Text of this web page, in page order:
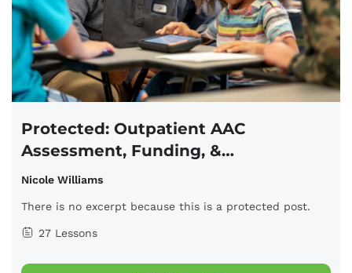
Protected: Outpatient AAC
Assessment, Funding, &
Implementation
Nicole Williams
There is no excerpt because this is a protected post.
27 Lessons